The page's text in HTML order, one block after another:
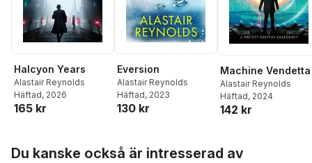
Halcyon Years
Alastair Reynolds
Häftad, 2026
165 kr
Eversion
Alastair Reynolds
Häftad, 2023
130 kr
Machine Vendetta
Alastair Reynolds
Häftad, 2024
142 kr
Du kanske också är intresserad av